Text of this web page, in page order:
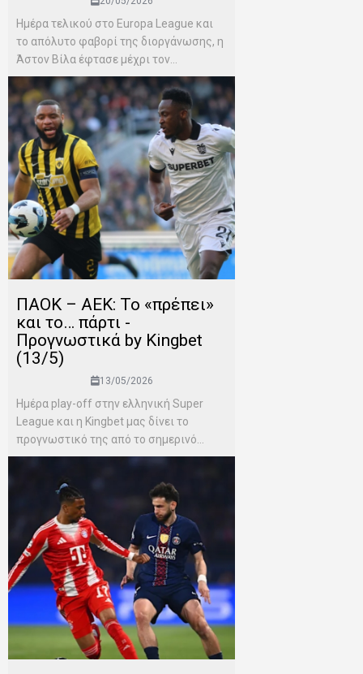
Ημέρα τελικού στο Europa League και
το απόλυτο φαβορί της διοργάνωσης, η
Άστον Βίλα έφτασε μέχρι τον...
ΠΑΟΚ – ΑΕΚ: Το «πρέπει»
και το… πάρτι -
Προγνωστικά by Kingbet
(13/5)
13/05/2026
Ημέρα play-off στην ελληνική Super
League και η Kingbet μας δίνει το
προγνωστικό της από το σημερινό...